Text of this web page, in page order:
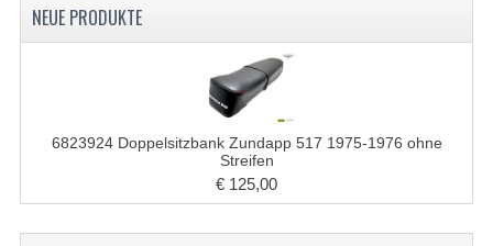
LENKER
SPIEGEL
TACHOMETERTEILE
TACHOS
ZÜGE
NEUE PRODUKTE
6823924 Doppelsitzbank Zundapp 517 1975-1976 ohne
Streifen
€ 125,00